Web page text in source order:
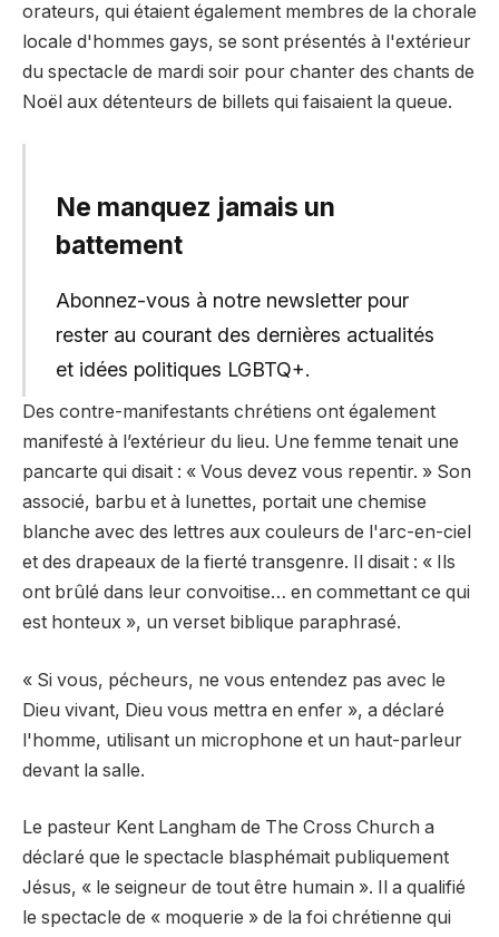
orateurs, qui étaient également membres de la chorale
locale d'hommes gays, se sont présentés à l'extérieur
du spectacle de mardi soir pour chanter des chants de
Noël aux détenteurs de billets qui faisaient la queue.
Ne manquez jamais un
battement
Abonnez-vous à notre newsletter pour
rester au courant des dernières actualités
et idées politiques LGBTQ+.
Des contre-manifestants chrétiens ont également
manifesté à l’extérieur du lieu. Une femme tenait une
pancarte qui disait : « Vous devez vous repentir. » Son
associé, barbu et à lunettes, portait une chemise
blanche avec des lettres aux couleurs de l'arc-en-ciel
et des drapeaux de la fierté transgenre. Il disait : « Ils
ont brûlé dans leur convoitise… en commettant ce qui
est honteux », un verset biblique paraphrasé.
« Si vous, pécheurs, ne vous entendez pas avec le
Dieu vivant, Dieu vous mettra en enfer », a déclaré
l'homme, utilisant un microphone et un haut-parleur
devant la salle.
Le pasteur Kent Langham de The Cross Church a
déclaré que le spectacle blasphémait publiquement
Jésus, « le seigneur de tout être humain ». Il a qualifié
le spectacle de « moquerie » de la foi chrétienne qui